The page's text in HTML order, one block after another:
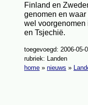
Finland en
genomen en
wel voorgenomen
en Tsjechië.
toegevoegd: 2006-05-
rubriek: Landen
home » nieuws »